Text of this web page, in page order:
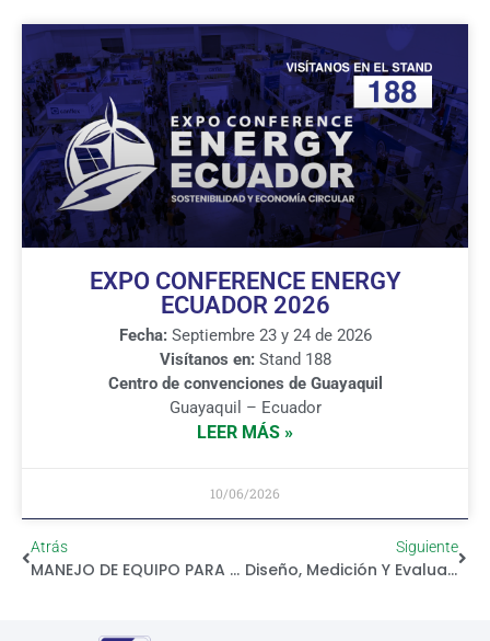
EXPO CONFERENCE ENERGY
ECUADOR 2026
Fecha:Septiembre 23 y 24 de 2026
Visítanos en:Stand 188
Centro de convenciones de Guayaquil
Guayaquil – Ecuador
LEER MÁS »
10/06/2026
Atrás
MANEJO DE EQUIPO PARA PRUEBAS PRIMARIAS OMICRON CPC 100
Siguiente
Diseño, Medición Y Evaluación De Sistemas De Puesta A Tierra